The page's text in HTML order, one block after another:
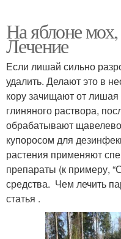
На яблоне мох,
Лечение
Если лишай сильно
удалить. Делают это в
кору зачищают от
глиняного раствора,
обрабатывают
купоросом для
растения применяют
препараты (к примеру,
средства. Чем лечить
статья .